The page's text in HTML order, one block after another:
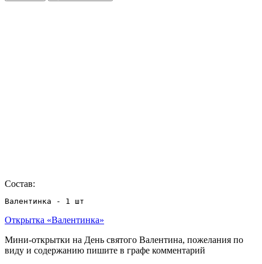
Состав:
Валентинка - 1 шт
Открытка «Валентинка»
Мини-открытки на День святого Валентина, пожелания по
виду и содержанию пишите в графе комментарий